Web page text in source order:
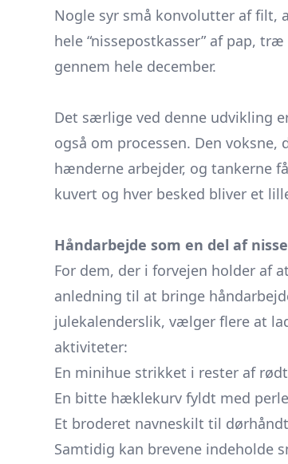
Nogle syr små konvolutter af filt,
hele “nissepostkasser” af pap,
gennem hele december.
Det særlige ved denne udvikling
også om processen. Den voksne,
hænderne arbejder, og tankerne
kuvert og hver besked bliver et
Håndarbejde som en del af
For dem, der i forvejen holder af
anledning til at bringe
julekalenderslik, vælger flere at
aktiviteter:
En minihue strikket i rester af
En bitte hæklekurv fyldt med
Et broderet navneskilt til
Samtidig kan brevene indeholde